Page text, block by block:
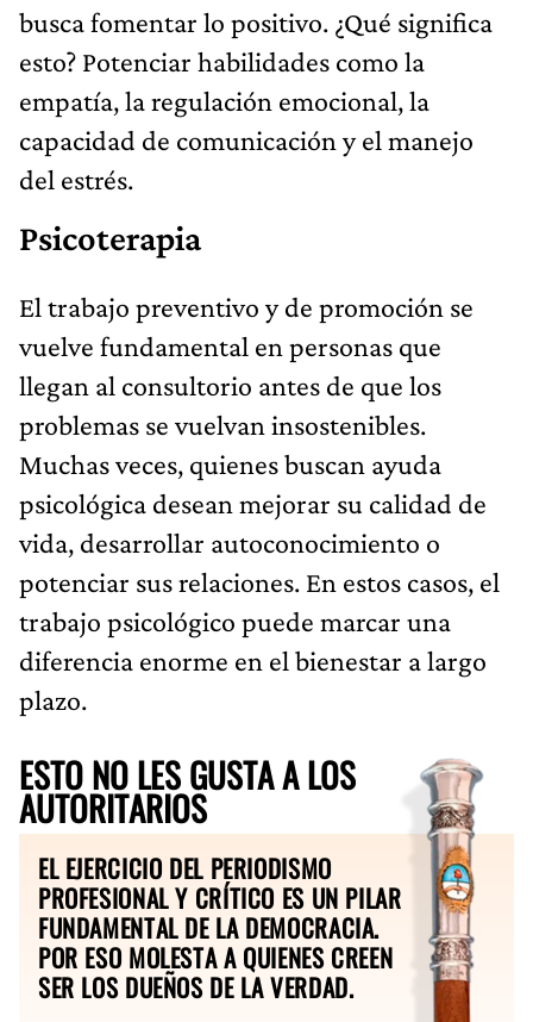
busca fomentar lo positivo. ¿Qué significa
esto? Potenciar habilidades como la
empatía, la regulación emocional, la
capacidad de comunicación y el manejo
del estrés.
Psicoterapia
El trabajo preventivo y de promoción se
vuelve fundamental en personas que
llegan al consultorio antes de que los
problemas se vuelvan insostenibles.
Muchas veces, quienes buscan ayuda
psicológica desean mejorar su calidad de
vida, desarrollar autoconocimiento o
potenciar sus relaciones. En estos casos, el
trabajo psicológico puede marcar una
diferencia enorme en el bienestar a largo
plazo.
ESTO NO LES GUSTA A LOS
AUTORITARIOS
EL EJERCICIO DEL PERIODISMO
PROFESIONAL Y CRÍTICO ES UN PILAR
FUNDAMENTAL DE LA DEMOCRACIA.
POR ESO MOLESTA A QUIENES CREEN
SER LOS DUEÑOS DE LA VERDAD.